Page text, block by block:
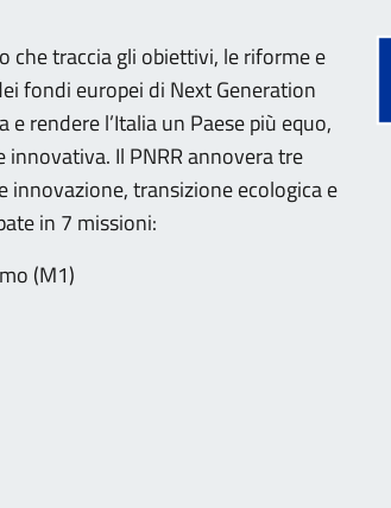
che traccia gli obiettivi, le riforme e
fondi europei di Next Generation
rendere l’Italia un Paese più equo,
Il PNRR annovera tre
innovazione, transizione ecologica e
in 7 missioni:
(M1)